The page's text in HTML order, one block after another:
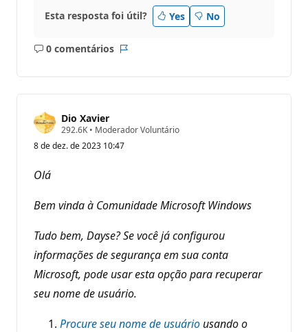
Esta resposta foi útil? Yes No
0 comentários
Sem
Dio Xavier
292.6K P
n
e
r
p
u
t
ç
o
• Moderador Voluntário
8 de dez. de 2023 10:47
Olá
Bem vinda à Comunidade Microsoft Windows
Tudo bem, Dayse? Se você já configurou
informações de segurança em sua conta
Microsoft, pode usar esta opção para recuperar
seu nome de usuário.
Procure seu nome de usuário usando o